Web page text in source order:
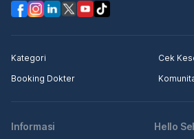
Kategori
Cek
Booking Dokter
Informasi Hello